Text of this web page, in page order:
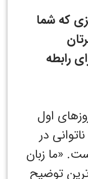
که شما
رابطه
اول
در
«ما زبان
توضیح